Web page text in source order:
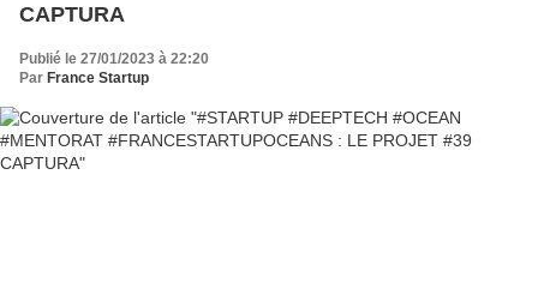
CAPTURA
Publié le 27/01/2023 à 22:20
Par France Startup